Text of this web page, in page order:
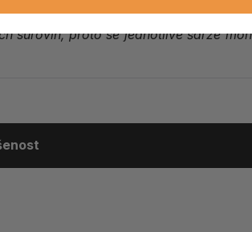
surovin, proto se jednotlivé šarže